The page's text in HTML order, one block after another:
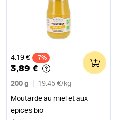
Ancien prix
4,19 € -7%
3,89 €
200 g 19,45 €/ kg
Moutarde au miel et aux
epices bio
0